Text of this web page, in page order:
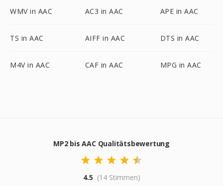
WMV in AAC AC3 in AAC APE in AAC
TS in AAC AIFF in AAC DTS in AAC
M4V in AAC CAF in AAC MPG in AAC
MP2 bis AAC Qualitätsbewertung
4.5 (14 Stimmen)